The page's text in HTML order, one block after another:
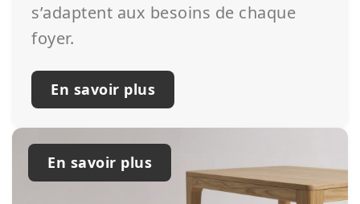
s’adaptent aux besoins de chaque
foyer.
En savoir plus
En savoir plus